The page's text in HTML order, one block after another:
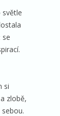
se
si
zlobě,